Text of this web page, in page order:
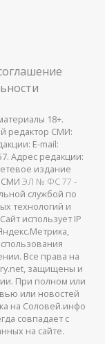
18+.
редактор СМИ:
E-mail:
Адрес редакции:
издание
СМИ ЭЛ № ФС 77 -
службой по
технологий и
использует IP
Все права на
защищены и
При полном или
или новостей
на Соловей.инфо
совпадает с
на сайте.